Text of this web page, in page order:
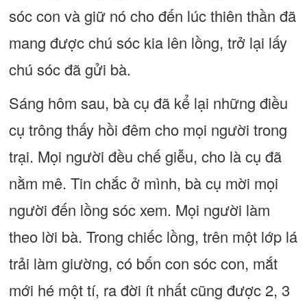
sóc con và giữ nó cho đến lúc thiên thần đã
mang được chú sóc kia lên lồng, trở lại lấy
chú sóc đã gửi bà.
Sáng hôm sau, bà cụ đã kể lại những điều
cụ trông thấy hồi đêm cho mọi người trong
trại. Mọi người đều chế giễu, cho là cụ đã
nằm mê. Tin chắc ở mình, bà cụ mời mọi
người đến lồng sóc xem. Mọi người làm
theo lời bà. Trong chiếc lồng, trên một lớp lá
trải làm giường, có bốn con sóc con, mắt
mới hé một tí, ra đời ít nhất cũng được 2, 3